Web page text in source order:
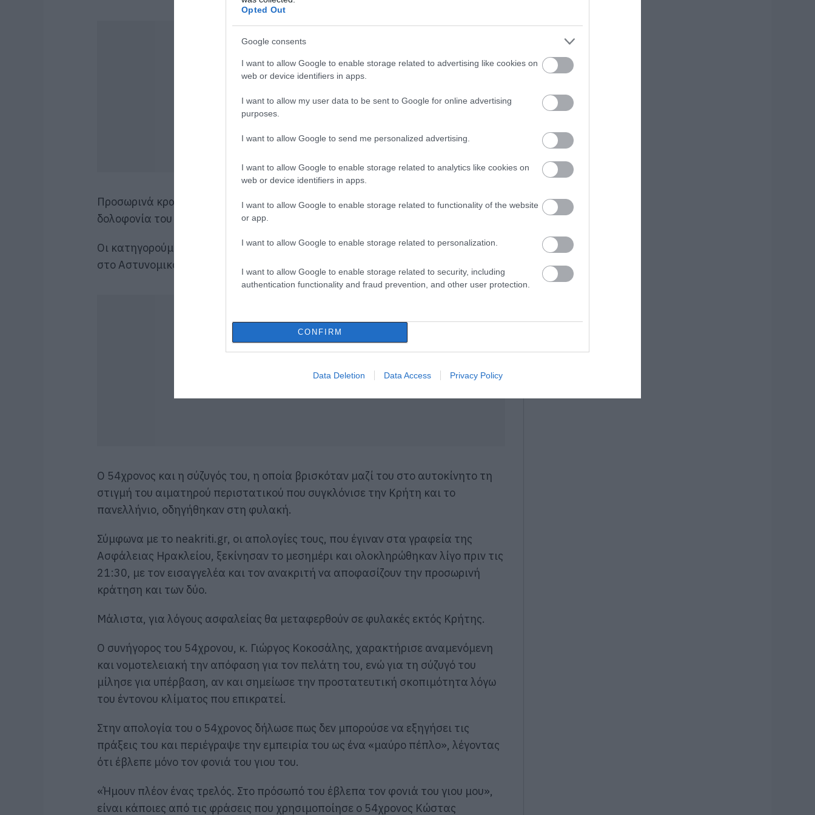
Opted Out
Google consents
I want to allow Google to enable storage related to advertising like cookies on
web or device identifiers in apps.
I want to allow my user data to be sent to Google for online advertising
purposes.
I want to allow Google to send me personalized advertising.
I want to allow Google to enable storage related to analytics like cookies on
web or device identifiers in apps.
I want to allow Google to enable storage related to functionality of the website
or app.
I want to allow Google to enable storage related to personalization.
I want to allow Google to enable storage related to security, including
authentication functionality and fraud prevention, and other user protection.
CONFIRM
Data Deletion Data Access Privacy Policy
Προσωρινά κρατούμενοι κρίθηκαν ο 54χρονος κατηγορούμενος για τη
δολοφονία του 21χρονου Νικήτα στην Κρήτη και η 56χρονη σύζυγός του.
Οι κατηγορούμενοι απολογήθηκαν την Πέμπτη (7/5) υπό αυστηρή μυστικότητα
στο Αστυνομικό Μέγαρο Ηρακλείου.
Ο 54χρονος και η σύζυγός του, η οποία βρισκόταν μαζί του στο αυτοκίνητο τη
στιγμή του αιματηρού περιστατικού που συγκλόνισε την Κρήτη και το
πανελλήνιο, οδηγήθηκαν στη φυλακή.
Σύμφωνα με το neakriti.gr, οι απολογίες τους, που έγιναν στα γραφεία της
Ασφάλειας Ηρακλείου, ξεκίνησαν το μεσημέρι και ολοκληρώθηκαν λίγο πριν τις
21:30, με τον εισαγγελέα και τον ανακριτή να αποφασίζουν την προσωρινή
κράτηση και των δύο.
Μάλιστα, για λόγους ασφαλείας θα μεταφερθούν σε φυλακές εκτός Κρήτης.
Ο συνήγορος του 54χρονου, κ. Γιώργος Κοκοσάλης, χαρακτήρισε αναμενόμενη
και νομοτελειακή την απόφαση για τον πελάτη του, ενώ για τη σύζυγό του
μίλησε για υπέρβαση, αν και σημείωσε την προστατευτική σκοπιμότητα λόγω
του έντονου κλίματος που επικρατεί.
Στην απολογία του ο 54χρονος δήλωσε πως δεν μπορούσε να εξηγήσει τις
πράξεις του και περιέγραψε την εμπειρία του ως ένα «μαύρο πέπλο», λέγοντας
ότι έβλεπε μόνο τον φονιά του γιου του.
«Ήμουν πλέον ένας τρελός. Στο πρόσωπό του έβλεπα τον φονιά του γιου μου»,
είναι κάποιες από τις φράσεις που χρησιμοποίησε ο 54χρονος Κώστας
Αυτοψία στα
καμένα: 37 σπίτια
κρίθηκαν
κατεδαφιστέα στο
07.08.2026 | 17:40